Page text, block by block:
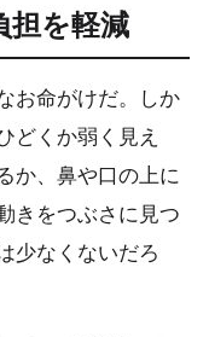
担を軽減
お命がけだ。しか
どくか弱く見え
か、鼻や口の上に
きをつぶさに見つ
少なくないだろ